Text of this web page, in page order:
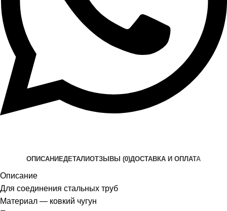
ОПИСАНИЕДЕТАЛИОТЗЫВЫ (0)ДОСТАВКА И ОПЛАТА
Описание
Для соединения стальных труб
Материал — ковкий чугун